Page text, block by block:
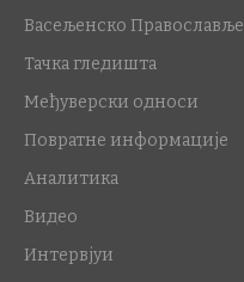
Васељенско Православље
Тачка гледишта
Међуверски односи
Повратне информације
Аналитика
Видео
Интервјуи